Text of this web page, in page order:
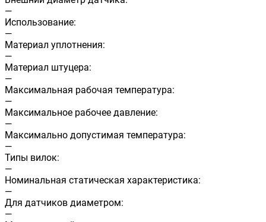
—
Использование:
—
Материал уплотнения:
—
Материал штуцера:
—
Максимальная рабочая температура:
—
Максимальное рабочее давление:
—
Максимально допустимая температура:
—
Типы вилок:
—
Номинальная статическая характеристика:
—
Для датчиков диаметром:
—